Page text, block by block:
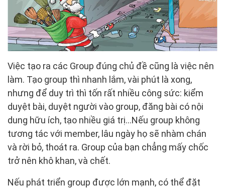
Việc tạo ra các Group đúng chủ đề cũng là việc nên
làm. Tạo group thì nhanh lắm, vài phút là xong,
nhưng để duy trì thì tốn rất nhiều công sức: kiểm
duyệt bài, duyệt người vào group, đăng bài có nội
dung hữu ích, tạo nhiều giá trị…Nếu group không
tương tác với member, lâu ngày họ sẽ nhàm chán
và rời bỏ, thoát ra. Group của bạn chẳng mấy chốc
trở nên khô khan, và chết.
Nếu phát triển group được lớn mạnh, có thể đặt